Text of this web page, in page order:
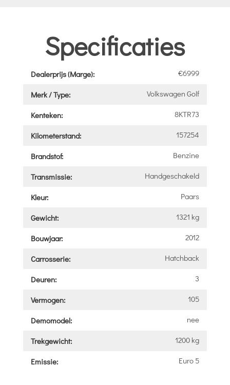
Specificaties
Dealerprijs (Marge): €6999
Merk / Type: Volkswagen Golf
Kenteken: 8KTR73
Kilometerstand: 157254
Brandstof: Benzine
Transmissie: Handgeschakeld
Kleur: Paars
Gewicht: 1321 kg
Bouwjaar: 2012
Carrosserie: Hatchback
Deuren: 3
Vermogen: 105
Demomodel: nee
Trekgewicht: 1200 kg
Emissie: Euro 5